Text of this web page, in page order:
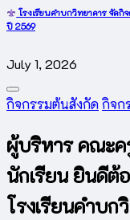
โรงเรียนคำบกวิทยาคาร จัด
ปี 2569
July 1, 2026
Posted
กิจกรรมต้นสังกัด กิจก
ผู้บริหาร คณะค
นักเรียน ยินดีต้
โรงเรียนคำบก